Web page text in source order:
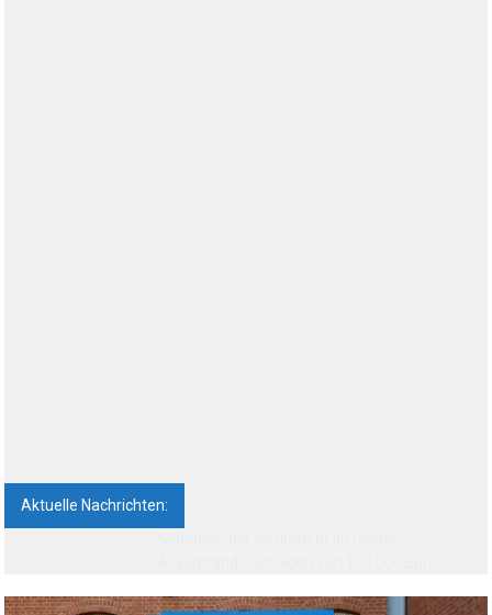
Aktuelle Nachrichten: